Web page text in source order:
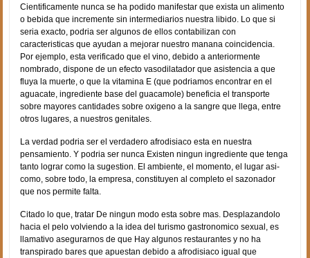
Cientificamente nunca se ha podido manifestar que exista un alimento
o bebida que incremente sin intermediarios nuestra libido. Lo que si
seri­a exacto, podri­a ser algunos de ellos contabilizan con
caracteristicas que ayudan a mejorar nuestro manana coincidencia.
Por ejemplo, esta verificado que el vino, debido a anteriormente
nombrado, dispone de un efecto vasodilatador que asistencia a que
fluya la muerte, o que la vitamina E (que podri­amos encontrar en el
aguacate, ingrediente base del guacamole) beneficia el transporte
sobre mayores cantidades sobre oxigeno a la sangre que llega, entre
otros lugares, a nuestros genitales.
La verdad podri­a ser el verdadero afrodisiaco esta en nuestra
pensamiento. Y podri­a ser nunca Existen ningun ingrediente que tenga
tanto lograr como la sugestion. El ambiente, el momento, el lugar asi­
como, sobre todo, la empresa, constituyen al completo el sazonador
que nos permite falta.
Citado lo que, tratar De ningun modo esta sobre mas. Desplazandolo
hacia el pelo volviendo a la idea del turismo gastronomico sexual, es
llamativo asegurarnos de que Hay algunos restaurantes y no ha
transpirado bares que apuestan debido a afrodisiaco igual que